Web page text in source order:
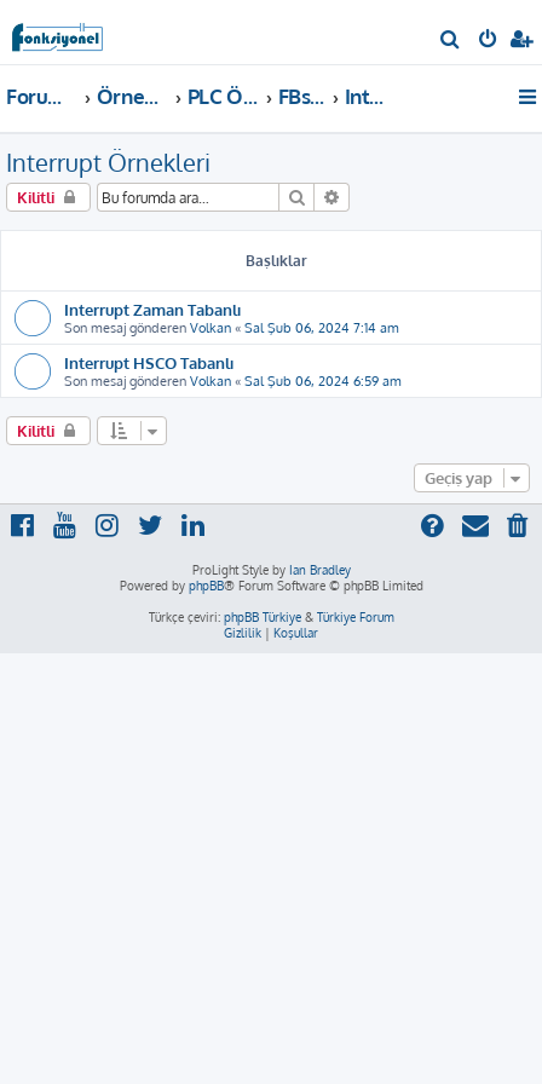
r
Forum ana sayfa Örnekler ve Dokümanlar PLC Örnekleri FBs, B1, B1z, HB1 PLC Interrupt Örnekleri
Interrupt Örnekleri
Kilitli Ara
Başlıklar
Interrupt Zaman Tabanlı
Son mesaj gönderen Volkan « Sal Şub 06, 2024 7:14 am
Interrupt HSCO Tabanlı
Son mesaj gönderen Volkan « Sal Şub 06, 2024 6:59 am
Kilitli
Geçiş yap
ProLight Style by Ian Bradley
Powered by phpBB® Forum Software © phpBB Limited
Türkçe çeviri: phpBB Türkiye& Türkiye Forum
Gizlilik | Koşullar